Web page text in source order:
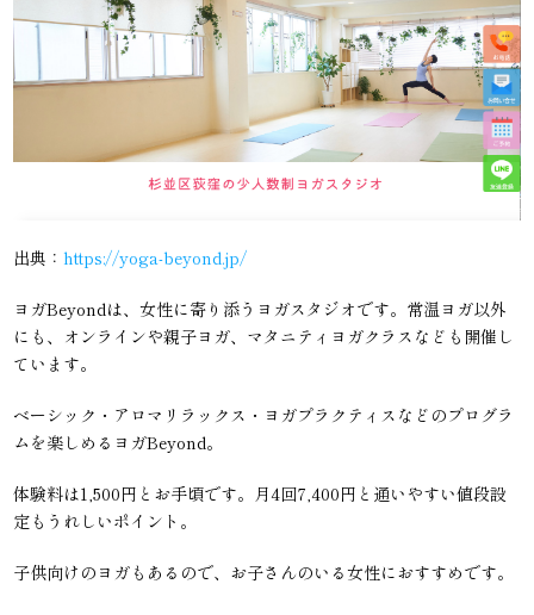
出典：https://yoga-beyond.jp/
ヨガBeyondは、女性に寄り添うヨガスタジオです。常温ヨガ以外
にも、オンラインや親子ヨガ、マタニティヨガクラスなども開催し
ています。
ベーシック・アロマリラックス・ヨガプラクティスなどのプログラ
ムを楽しめるヨガBeyond。
体験料は1,500円とお手頃です。月4回7,400円と通いやすい値段設
定もうれしいポイント。
子供向けのヨガもあるので、お子さんのいる女性におすすめです。